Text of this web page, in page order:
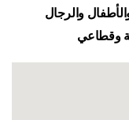
وقطاعي